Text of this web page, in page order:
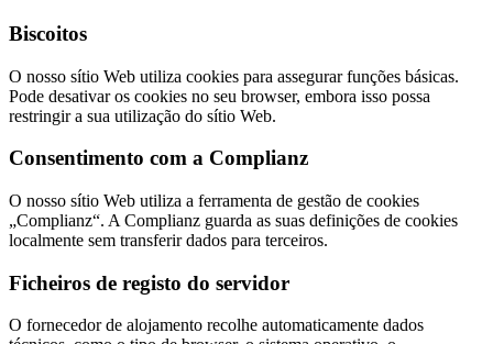
Biscoitos
O nosso sítio Web utiliza cookies para assegurar funções básicas.
Pode desativar os cookies no seu browser, embora isso possa
restringir a sua utilização do sítio Web.
Consentimento com a Complianz
O nosso sítio Web utiliza a ferramenta de gestão de cookies
„Complianz“. A Complianz guarda as suas definições de cookies
localmente sem transferir dados para terceiros.
Ficheiros de registo do servidor
O fornecedor de alojamento recolhe automaticamente dados